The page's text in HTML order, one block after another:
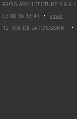
FRÖG ARCHITECTURE S.A.R.L
03 88 36 13 41
•
email
12 RUE DE LA TOUSSAINT
•